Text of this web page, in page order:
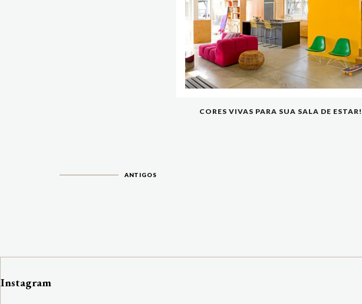
CORES VIVAS PARA SUA SALA DE ESTAR!
ANTIGOS
Instagram